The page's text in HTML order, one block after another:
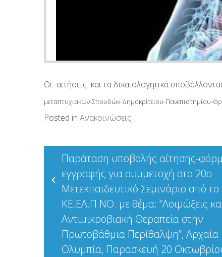
Οι αιτήσεις και τα δικαιολογητικά
μεταπτυχιακών-Σπουδών-Δημοκρίτειου-Πανεπιστημίου-
Posted in Ανακοινώσεις
Πλοήγηση
άρθρων
Παράταση υποβολής αίτησης-
εγγραφής για συμμετοχή στο 20ο
Μετεκπαιδευτικό Σεμινάριο από το
ΚΕ.ΕΛ.Π.ΝΟ. με θέμα: “Λοιμώξεις
Αντιμικροβιακή Θεραπεία στην
Πρωτοβάθμια Περίθαλψη”, Αρχαία
Ολυμπία, Παρασκευή 20